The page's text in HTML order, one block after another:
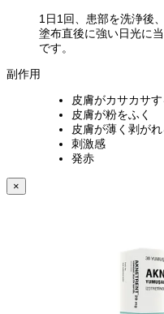
1日1回、患部を洗浄後
塗布直後に強い日光に
です。
副作用
皮膚がカサカサす
皮膚が粉をふく
皮膚が薄く剥がれ
刺激感
発赤
×